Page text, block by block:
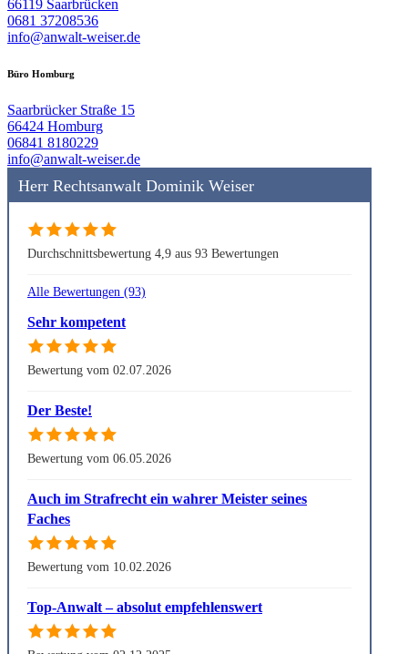
66119 Saarbrücken
0681 37208536
info@anwalt-weiser.de
Büro Homburg
Saarbrücker Straße 15
66424 Homburg
06841 8180229
info@anwalt-weiser.de
Herr Rechtsanwalt Dominik Weiser
Durchschnittsbewertung 4,9 aus 93 Bewertungen
Alle Bewertungen (93)
Sehr kompetent
Bewertung vom 02.07.2026
Der Beste!
Bewertung vom 06.05.2026
Auch im Strafrecht ein wahrer Meister seines
Faches
Bewertung vom 10.02.2026
Top-Anwalt – absolut empfehlenswert